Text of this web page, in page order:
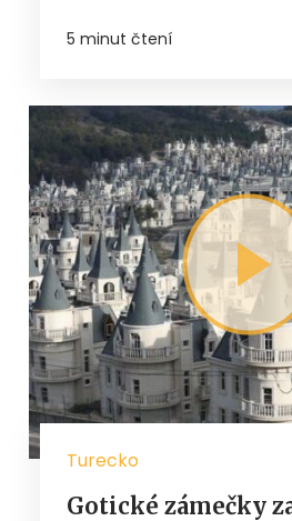
5 minut čtení
Turecko
Gotické zámečky